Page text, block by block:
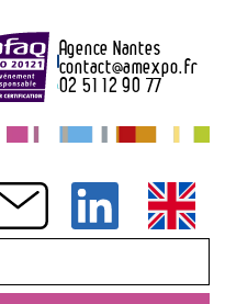
Agence Nantes
contact@amexpo.fr
02 51 12 90 77